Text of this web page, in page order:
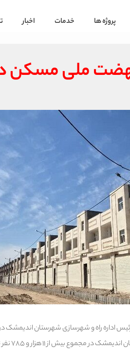
پروژه ها خدمات اخبار
رئیس اداره راه و شهرسازی شهرستان